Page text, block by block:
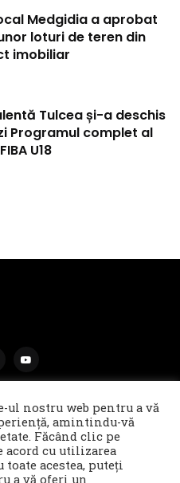
Medgidia a aprobat
loturi de teren din
imobiliar
Tulcea și-a deschis
Programul complet al
U18
& GDPR
nostru web pentru a vă
amintindu-vă
Făcând clic pe
acord cu utilizarea
toate acestea, puteți
a vă oferi un